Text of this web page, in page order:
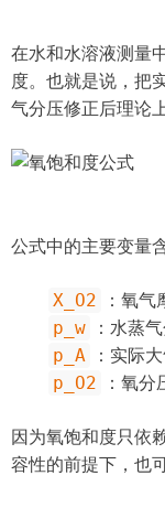
在水和水溶液测量
度。也就是说，把
气分压修正后理论
公式中的主要变量
X_O2 ：氧气
p_w ：水蒸
p_A ：实际
p_O2 ：氧分
因为氧饱和度只依
容性的前提下，也